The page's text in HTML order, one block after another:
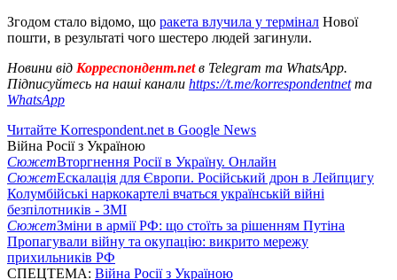
Згодом стало відомо, що ракета влучила у термінал Нової
пошти, в результаті чого шестеро людей загинули.
Новини від Корреспондент.netв Telegram та WhatsApp.
Підписуйтесь на наші канали https://t.me/korrespondentnetта
WhatsApp
Читайте Korrespondent.net в Google News
Війна Росії з Україною
СюжетВторгнення Росії в Україну. Онлайн
СюжетЕскалація для Європи. Російський дрон в Лейпцигу
Колумбійські наркокартелі вчаться українській війні
безпілотників - ЗМІ
СюжетЗміни в армії РФ: що стоїть за рішенням Путіна
Пропагували війну та окупацію: викрито мережу
прихильників РФ
СПЕЦТЕМА: Війна Росії з Україною